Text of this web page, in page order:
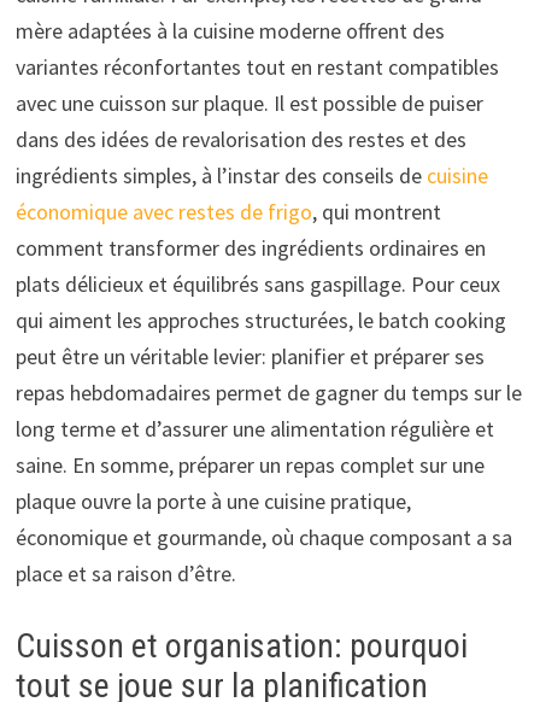
mère adaptées à la cuisine moderne offrent des
variantes réconfortantes tout en restant compatibles
avec une cuisson sur plaque. Il est possible de puiser
dans des idées de revalorisation des restes et des
ingrédients simples, à l’instar des conseils de cuisine
économique avec restes de frigo, qui montrent
comment transformer des ingrédients ordinaires en
plats délicieux et équilibrés sans gaspillage. Pour ceux
qui aiment les approches structurées, le batch cooking
peut être un véritable levier: planifier et préparer ses
repas hebdomadaires permet de gagner du temps sur le
long terme et d’assurer une alimentation régulière et
saine. En somme, préparer un repas complet sur une
plaque ouvre la porte à une cuisine pratique,
économique et gourmande, où chaque composant a sa
place et sa raison d’être.
Cuisson et organisation: pourquoi
tout se joue sur la planification